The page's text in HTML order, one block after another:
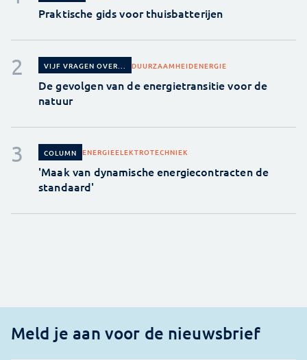
Praktische gids voor thuisbatterijen
VIJF VRAGEN OVER... DUURZAAMHEIDENERGIE
De gevolgen van de energietransitie voor de
natuur
COLUMN ENERGIEELEKTROTECHNIEK
'Maak van dynamische energiecontracten de
standaard'
Meld je aan voor de nieuwsbrief